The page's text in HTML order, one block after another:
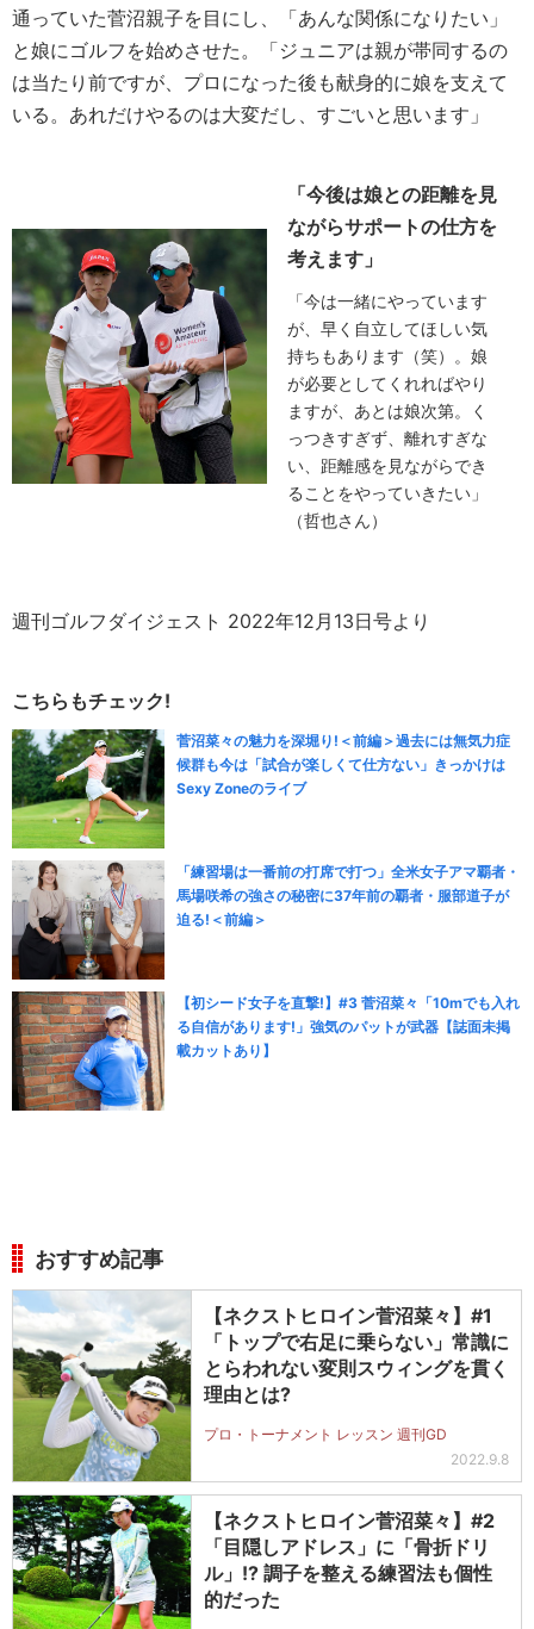
通っていた菅沼親子を目にし、「あんな関係になりたい」
と娘にゴルフを始めさせた。「ジュニアは親が帯同するの
は当たり前ですが、プロになった後も献身的に娘を支えて
いる。あれだけやるのは大変だし、すごいと思います」
「今後は娘との距離を見
ながらサポートの仕方を
考えます」
「今は一緒にやっています
が、早く自立してほしい気
持ちもあります（笑）。娘
が必要としてくれればやり
ますが、あとは娘次第。く
っつきすぎず、離れすぎな
い、距離感を見ながらでき
ることをやっていきたい」
（哲也さん）
週刊ゴルフダイジェスト 2022年12月13日号より
こちらもチェック!
菅沼菜々の魅力を深堀り!＜前編＞過去には無気力症
候群も今は「試合が楽しくて仕方ない」きっかけは
Sexy Zoneのライブ
「練習場は一番前の打席で打つ」全米女子アマ覇者・
馬場咲希の強さの秘密に37年前の覇者・服部道子が
迫る!＜前編＞
【初シード女子を直撃!】#3 菅沼菜々「10mでも入れ
る自信があります!」強気のパットが武器【誌面未掲
載カットあり】
おすすめ記事
【ネクストヒロイン菅沼菜々】#1
「トップで右足に乗らない」常識に
とらわれない変則スウィングを貫く
理由とは?
プロ・トーナメント レッスン 週刊GD
2022.9.8
【ネクストヒロイン菅沼菜々】#2
「目隠しアドレス」に「骨折ドリ
ル」!? 調子を整える練習法も個性
的だった